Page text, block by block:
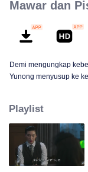
Mawar dan
Demi mengungkap
Yunong menyusup ke
berulang karena Qin
bertekad untuk
sikap mereka
pertemuan.
Playlist